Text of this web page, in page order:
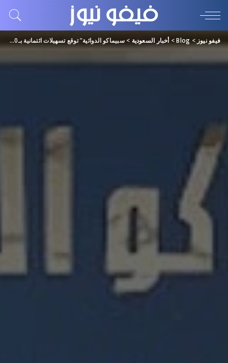
فيفو نيوز >
Blog
> أخبار السعودية >سبيماكو الدوائية” توقع تسهيلات ائتمانية بـ300 مليون ريال مع “السعودي الفرنسي